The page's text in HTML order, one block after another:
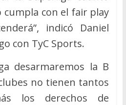
cumpla con el fair play
indicó Daniel
con TyC Sports.
desarmaremos la B
no tienen tantos
los derechos de